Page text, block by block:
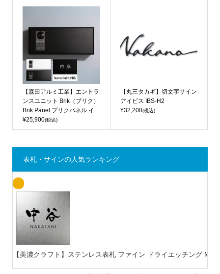
【森田アルミ工業】エントラ
ンスユニット Brik（ブリク）
Brik Panel ブリクパネル イ...
¥25,900(税込)
【丸三タカギ】切文字サイン
アイビス IBS-H2
¥32,200(税込)
表札・サインの人気ランキング
【美濃クラフト】ステンレス表札 ファイン ドライエッチング MB-